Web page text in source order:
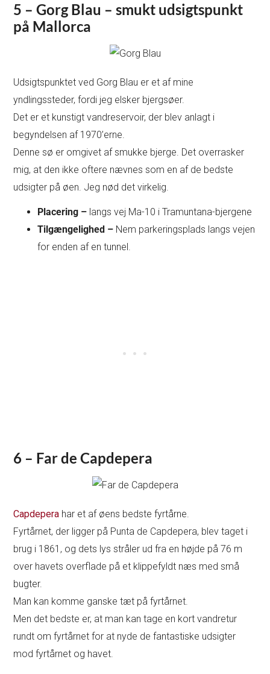
5 – Gorg Blau – smukt udsigtspunkt
på Mallorca
Udsigtspunktet ved Gorg Blau er et af mine
yndlingssteder, fordi jeg elsker bjergsøer.
Det er et kunstigt vandreservoir, der blev anlagt i
begyndelsen af 1970’erne.
Denne sø er omgivet af smukke bjerge. Det overrasker
mig, at den ikke oftere nævnes som en af de bedste
udsigter på øen. Jeg nød det virkelig.
Placering – langs vej Ma-10 i Tramuntana-bjergene
Tilgængelighed – Nem parkeringsplads langs vejen
for enden af en tunnel.
6 – Far de Capdepera
Capdepera har et af øens bedste fyrtårne.
Fyrtårnet, der ligger på Punta de Capdepera, blev taget i
brug i 1861, og dets lys stråler ud fra en højde på 76 m
over havets overflade på et klippefyldt næs med små
bugter.
Man kan komme ganske tæt på fyrtårnet.
Men det bedste er, at man kan tage en kort vandretur
rundt om fyrtårnet for at nyde de fantastiske udsigter
mod fyrtårnet og havet.